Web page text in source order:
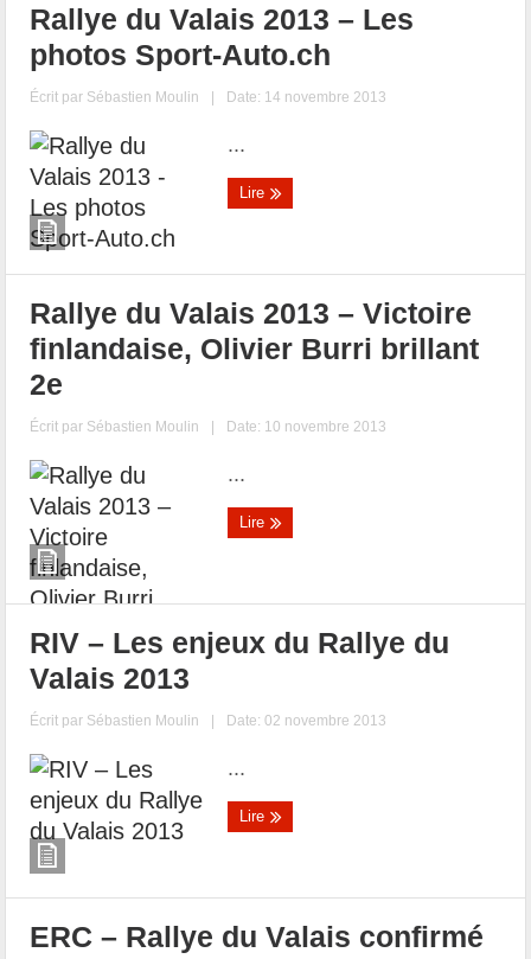
Rallye du Valais 2013 – Les
photos Sport-Auto.ch
Écrit par Sébastien Moulin | Date: 14 novembre 2013
...
Lire
Rallye du Valais 2013 – Victoire
finlandaise, Olivier Burri brillant
2e
Écrit par Sébastien Moulin | Date: 10 novembre 2013
...
Lire
RIV – Les enjeux du Rallye du
Valais 2013
Écrit par Sébastien Moulin | Date: 02 novembre 2013
...
Lire
ERC – Rallye du Valais confirmé